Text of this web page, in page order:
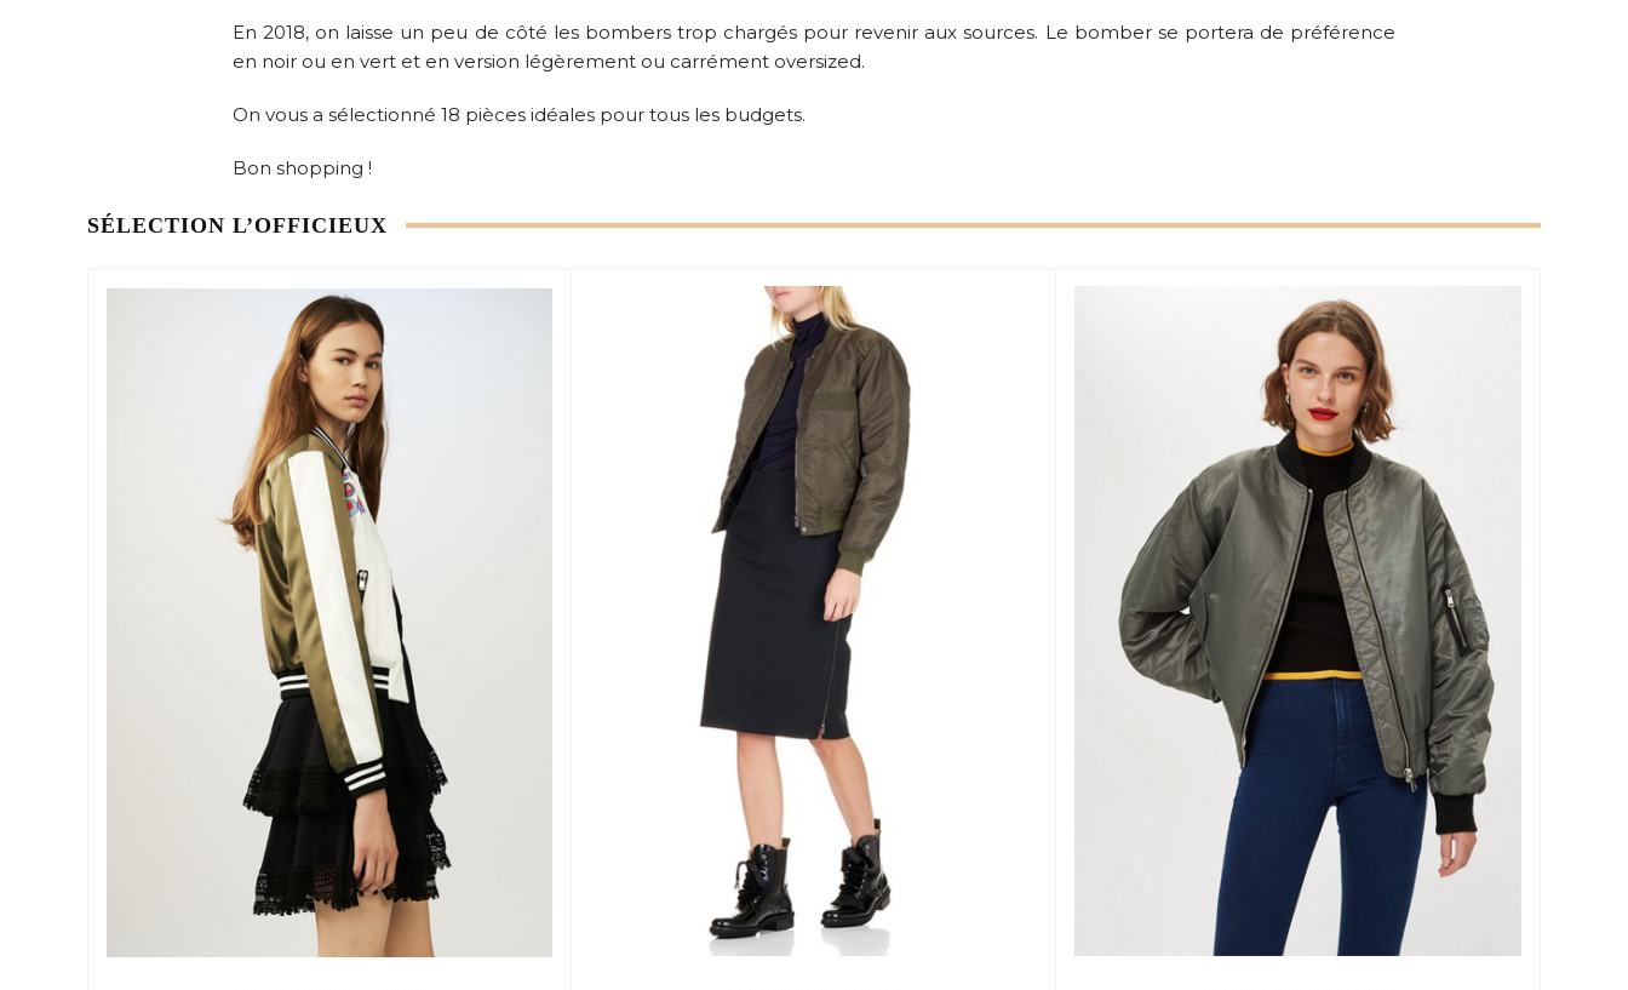
En 2018, on laisse un peu de côté les bombers trop chargés pour revenir aux sources. Le bomber se portera de préférence
en noir ou en vert et en version légèrement ou carrément oversized.
On vous a sélectionné 18 pièces idéales pour tous les budgets.
Bon shopping !
SÉLECTION L’OFFICIEUX